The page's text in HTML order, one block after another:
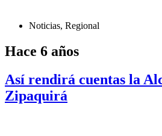
Noticias, Regional
Hace 6 años
Así rendirá cuentas la
Zipaquirá